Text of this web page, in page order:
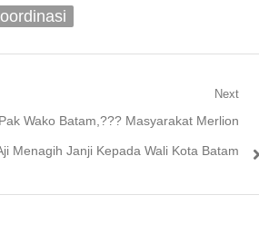
Next
Wako Batam,??? Masyarakat Merlion
Menagih Janji Kepada Wali Kota Batam